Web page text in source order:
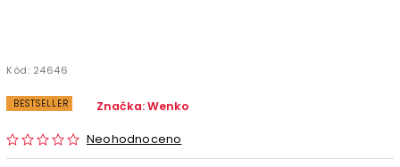
Kód: 24646
BESTSELLER
Neohodnoceno
Značka:Wenko